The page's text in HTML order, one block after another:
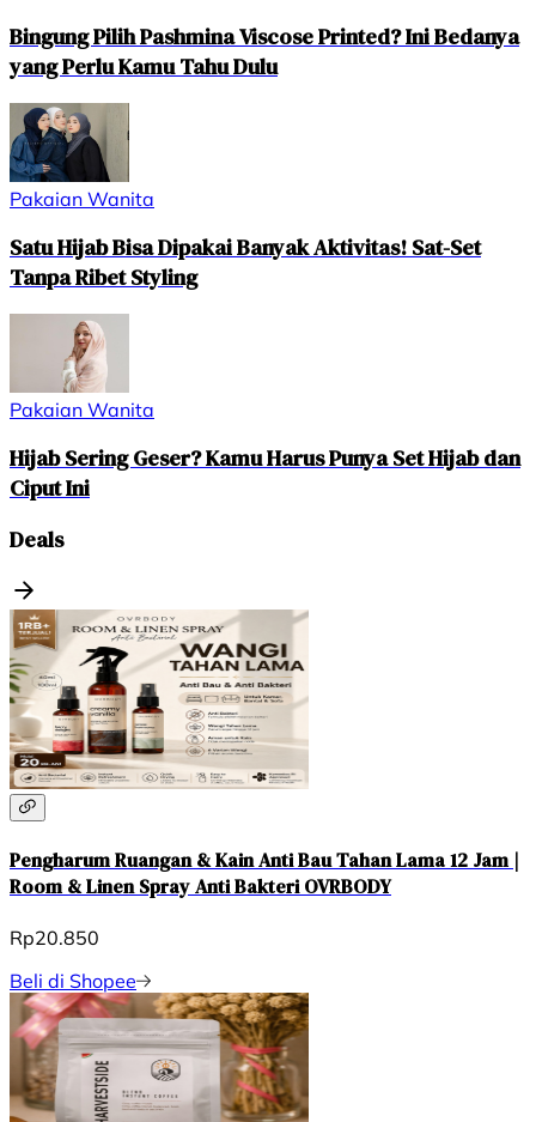
Bingung Pilih Pashmina Viscose Printed? Ini Bedanya
yang Perlu Kamu Tahu Dulu
Pakaian Wanita
Satu Hijab Bisa Dipakai Banyak Aktivitas! Sat-Set
Tanpa Ribet Styling
Pakaian Wanita
Hijab Sering Geser? Kamu Harus Punya Set Hijab dan
Ciput Ini
Deals
Pengharum Ruangan & Kain Anti Bau Tahan Lama 12 Jam |
Room & Linen Spray Anti Bakteri OVRBODY
Rp20.850
Beli di Shopee